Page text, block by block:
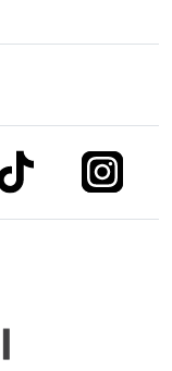
link to tiktok